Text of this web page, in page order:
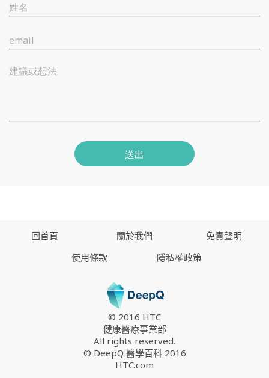
姓名
email
建議或想法
送出
回首頁 關於我們
免責聲明
使用條款
隱私權政策
© 2016 HTC
健康醫療事業部
All rights reserved.
© DeepQ 醫學百科 2016
HTC.com